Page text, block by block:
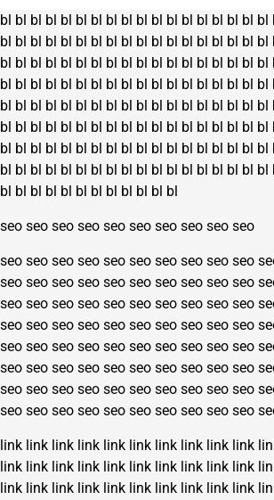
bl bl bl bl bl bl bl bl bl bl bl bl bl bl bl bl bl bl
bl bl bl bl bl bl bl bl bl bl bl bl bl bl bl bl bl bl
bl bl bl bl bl bl bl bl bl bl bl bl bl bl bl bl bl bl
bl bl bl bl bl bl bl bl bl bl bl bl bl bl bl bl bl bl
bl bl bl bl bl bl bl bl bl bl bl bl bl bl bl bl bl bl
bl bl bl bl bl bl bl bl bl bl bl bl bl bl bl bl bl bl
bl bl bl bl bl bl bl bl bl bl bl bl bl bl bl bl bl bl
bl bl bl bl bl bl bl bl bl bl bl bl bl bl bl bl bl bl
bl bl bl bl bl bl bl bl bl bl bl bl
seo seo seo seo seo seo seo seo seo seo
seo seo seo seo seo seo seo seo seo seo
seo seo seo seo seo seo seo seo seo seo
seo seo seo seo seo seo seo seo seo seo
seo seo seo seo seo seo seo seo seo seo
seo seo seo seo seo seo seo seo seo seo
seo seo seo seo seo seo seo seo seo seo
seo seo seo seo seo seo seo seo seo seo
seo seo seo seo seo seo seo seo seo seo
link link link link link link link link link link
link link link link link link link link link link
link link link link link link link link link link